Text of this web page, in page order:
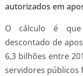
autorizados em
O cálculo é que
descontado de
6,3 bilhões entre
servidores públicos